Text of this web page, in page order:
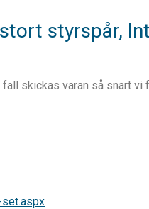
styrspår,
skickas varan så snart